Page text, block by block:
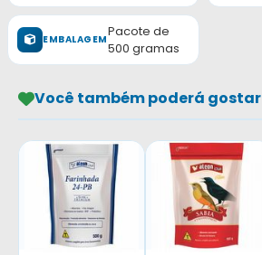
EMBALAGEMPacote de
500 gramas
Você também poderá gostar